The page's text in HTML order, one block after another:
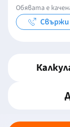
Обявата е
Свържи